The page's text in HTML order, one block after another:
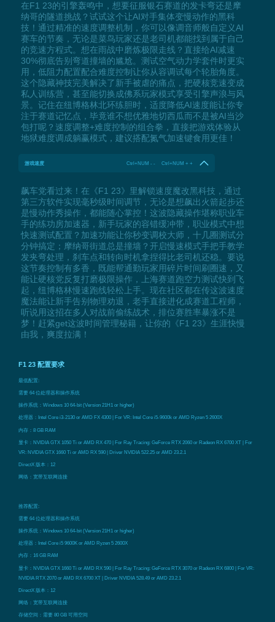
在F1 23的引擎轰鸣中，想要征服银石赛道的发卡弯还是摩
纳哥的隧道挑战？试试这个让AI对手集体变慢动作的黑科
技！通过精准的速度调整机制，你可以像调音师般自定义AI
赛车的节奏，无论是菜鸟玩家还是老司机都能找到属于自己
的竞速方程式。想在雨战中磨炼极限走线？直接给AI减速
30%彻底告别弯道撞墙的尴尬。测试空气动力学套件时更实
用，低阻力配置配合难度控制让你从容调试每个轮胎角度。
这个隐藏神技完美解决了新手被虐的痛点，把硬核竞速变成
私人训练营，甚至能切换成佛系玩家模式享受引擎声浪与风
景。记住在纽博格林北环练胆时，适度降低AI速度能让你专
注于赛道记忆点，毕竟谁不想优雅地切西瓜而不是被AI当沙
包打呢？速度调整+难度控制的组合拳，直接把游戏体验从
地狱难度调成躺赢模式，建议搭配氮气加速键食用更佳！
游戏速度 Ctrl+NUM - - Ctrl+NUM + +
飙车党看过来！在《F1 23》里解锁速度魔改黑科技，通过
第三方软件实现毫秒级时间调节，无论是想飙出火箭起步还
是慢动作秀操作，都能随心掌控！这波隐藏操作堪称职业车
手的练功房加速器，新手玩家的容错缓冲带，职业模式中想
快速测试配置？加速功能让你秒变调校大师，十几圈测试分
分钟搞定；摩纳哥街道总是撞墙？开启慢速模式手把手教学
发夹弯处理，刹车点和转向时机拿捏得比老司机还稳。要说
这节奏控制有多香，既能帮通勤玩家用碎片时间刷圈速，又
能让硬核党反复打磨极限操作，上海赛道跑空力测试快到飞
起，纽博格林慢速跑线轻松上手。现在社区都在传这波速度
魔法能让新手告别物理劝退，老手直接进化成赛道工程师，
听说用这招在多人对战前偷练战术，排位赛胜率暴涨不是
梦！赶紧get这波时间管理秘籍，让你的《F1 23》生涯快慢
由我，爽度拉满！
F1 23 配置要求
最低配置:
需要 64 位处理器和操作系统
操作系统：Windows 10 64-bit (Version 21H1 or higher)
处理器：Intel Core i3-2130 or AMD FX 4300 | For VR: Intel Core i5-9600k or AMD Ryzen 5 2600X
内存：8 GB RAM
显卡：NVIDIA GTX 1050 Ti or AMD RX 470 | For Ray Tracing: GeForce RTX 2060 or Radeon RX 6700 XT | For
VR: NVIDIA GTX 1660 Ti or AMD RX 590 | Driver NVIDIA 522.25 or AMD 23.2.1
DirectX 版本：12
网络：宽带互联网连接
推荐配置:
需要 64 位处理器和操作系统
操作系统：Windows 10 64-bit (Version 21H1 or higher)
处理器：Intel Core i5 9600K or AMD Ryzen 5 2600X
内存：16 GB RAM
显卡：NVIDIA GTX 1660 Ti or AMD RX 590 | For Ray Tracing: GeForce RTX 3070 or Radeon RX 6800 | For VR:
NVIDIA RTX 2070 or AMD RX 6700 XT | Driver NVIDIA 528.49 or AMD 23.2.1
DirectX 版本：12
网络：宽带互联网连接
存储空间：需要 80 GB 可用空间